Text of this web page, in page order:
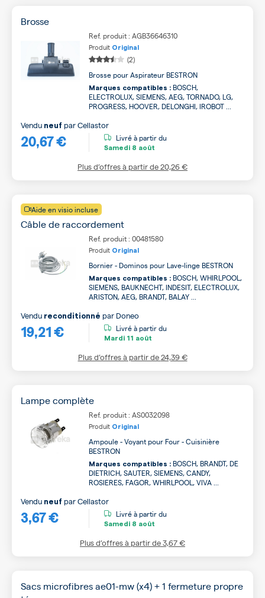
Brosse
Ref. produit : AGB36646310
Produit Original
(2)
Brosse pour Aspirateur BESTRON
Marques compatibles : BOSCH,
ELECTROLUX, SIEMENS, AEG, TORNADO, LG,
PROGRESS, HOOVER, DELONGHI, IROBOT ...
20,67 €
Vendu neuf parCellastor
Livré à partir du
Samedi 8 août
Plus d’offres à partir de20,26 €
Aide en visio incluse
Câble de raccordement
Ref. produit : 00481580
Produit Original
Bornier - Dominos pour Lave-linge BESTRON
Marques compatibles : BOSCH, WHIRLPOOL,
SIEMENS, BAUKNECHT, INDESIT, ELECTROLUX,
ARISTON, AEG, BRANDT, BALAY ...
19,21 €
Vendu reconditionné par Doneo
Livré à partir du
Mardi 11 août
Plus d’offres à partir de24,39 €
Lampe complète
Ref. produit : AS0032098
Produit Original
Ampoule - Voyant pour Four - Cuisinière
BESTRON
Marques compatibles : BOSCH, BRANDT, DE
DIETRICH, SAUTER, SIEMENS, CANDY,
ROSIERES, FAGOR, WHIRLPOOL, VIVA ...
3,67 €
Vendu neuf parCellastor
Livré à partir du
Samedi 8 août
Plus d’offres à partir de3,67 €
Sacs microfibres ae01-mw (x4) + 1 fermeture propre